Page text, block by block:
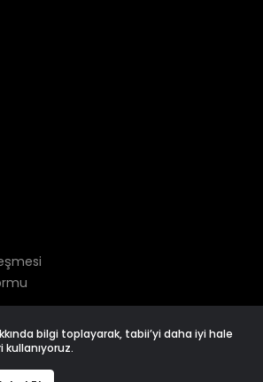
bilgi toplayarak, tabii’yi daha iyi hale